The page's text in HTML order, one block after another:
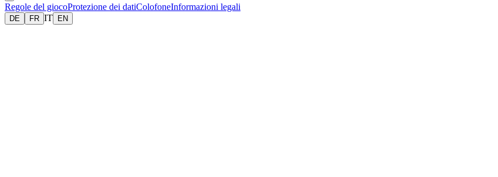
Regole del giocoProtezione dei datiColofoneInformazioni legali
DE FR IT EN